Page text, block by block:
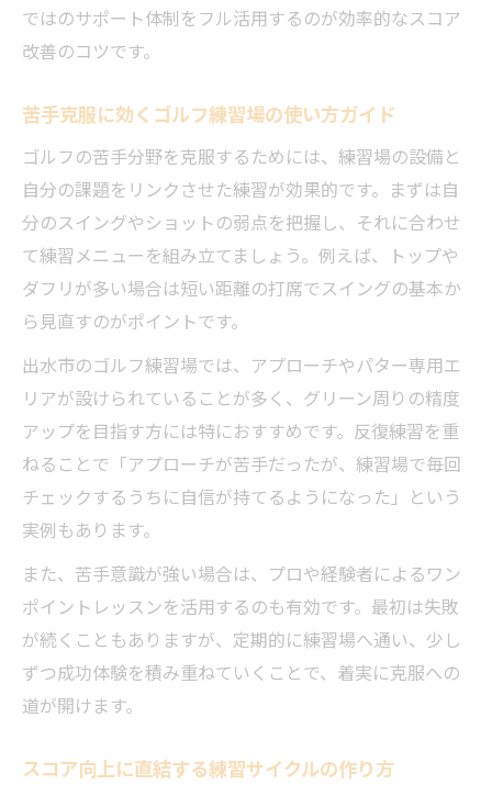
ではのサポート体制をフル活用するのが効率的なスコア
改善のコツです。
苦手克服に効くゴルフ練習場の使い方ガイド
ゴルフの苦手分野を克服するためには、練習場の設備と
自分の課題をリンクさせた練習が効果的です。まずは自
分のスイングやショットの弱点を把握し、それに合わせ
て練習メニューを組み立てましょう。例えば、トップや
ダフリが多い場合は短い距離の打席でスイングの基本か
ら見直すのがポイントです。
出水市のゴルフ練習場では、アプローチやパター専用エ
リアが設けられていることが多く、グリーン周りの精度
アップを目指す方には特におすすめです。反復練習を重
ねることで「アプローチが苦手だったが、練習場で毎回
チェックするうちに自信が持てるようになった」という
実例もあります。
また、苦手意識が強い場合は、プロや経験者によるワン
ポイントレッスンを活用するのも有効です。最初は失敗
が続くこともありますが、定期的に練習場へ通い、少し
ずつ成功体験を積み重ねていくことで、着実に克服への
道が開けます。
スコア向上に直結する練習サイクルの作り方